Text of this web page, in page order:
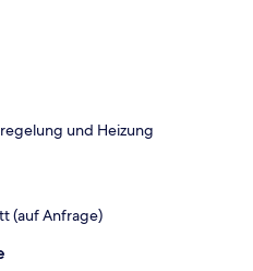
und Heizung
(auf Anfrage)